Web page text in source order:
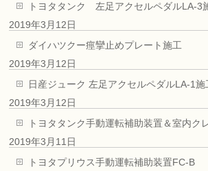
トヨタタンク 左足アクセルペダルLA-3
2019年3月12日
ダイハツクー痙攣止めプレート施工
2019年3月12日
日産ジューク 左足アクセルペダルLA-1施
2019年3月12日
トヨタタンク手動運転補助装置＆室内ク
2019年3月11日
トヨタプリウス手動運転補助装置FC-B